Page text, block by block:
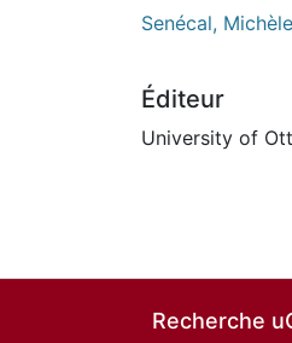
Senécal,
Éditeur
University of
Recherche